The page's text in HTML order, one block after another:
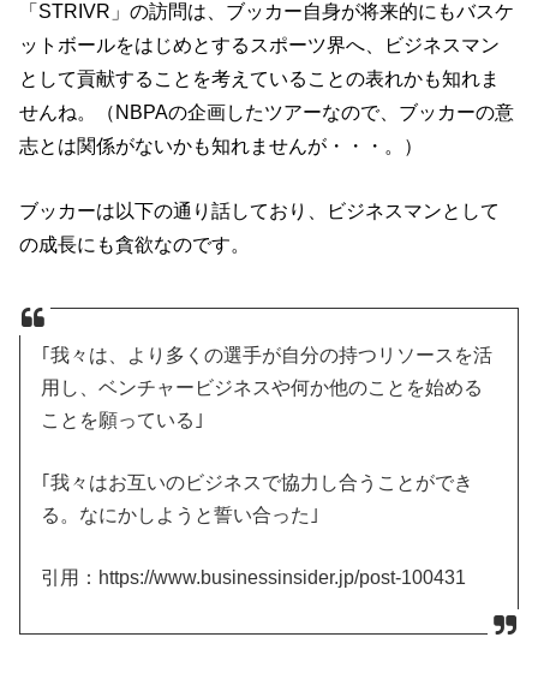
「STRIVR」の訪問は、ブッカー自身が将来的にもバスケ
ットボールをはじめとするスポーツ界へ、ビジネスマン
として貢献することを考えていることの表れかも知れま
せんね。（NBPAの企画したツアーなので、ブッカーの意
志とは関係がないかも知れませんが・・・。）
ブッカーは以下の通り話しており、ビジネスマンとして
の成長にも貪欲なのです。
｢我々は、より多くの選手が自分の持つリソースを活
用し、ベンチャービジネスや何か他のことを始める
ことを願っている｣
｢我々はお互いのビジネスで協力し合うことができ
る。なにかしようと誓い合った｣
引用：https://www.businessinsider.jp/post-100431